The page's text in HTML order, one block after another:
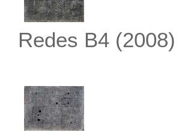
Redes B4 (2008)